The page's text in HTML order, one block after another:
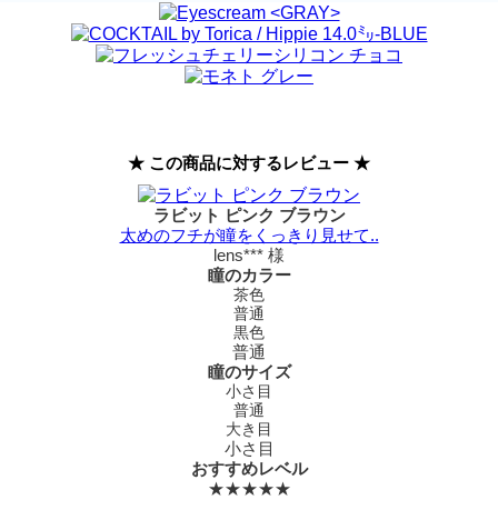
★ この商品に対するレビュー ★
ラビット ピンク ブラウン
太めのフチが瞳をくっきり見せて..
lens*** 様
瞳のカラー
茶色
普通
黒色
普通
瞳のサイズ
小さ目
普通
大き目
小さ目
おすすめレベル
★★★★★